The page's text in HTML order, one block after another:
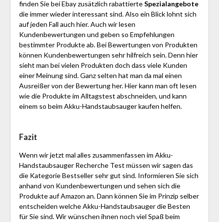
finden Sie bei Ebay zusätzlich rabattierteSpezialangebote
die immer wieder interessant sind. Also ein Blick lohnt sich
auf jeden Fall auch hier. Auch wir lesen
Kundenbewertungen und geben so Empfehlungen
bestimmter Produkte ab. Bei Bewertungen von Produkten
können Kundenbewertungen sehr hilfreich sein. Denn hier
sieht man bei vielen Produkten doch dass viele Kunden
einer Meinung sind. Ganz selten hat man da mal einen
Ausreißer von der Bewertung her. Hier kann man oft lesen
wie die Produkte im Alltagstest abschneiden, und kann
einem so beim Akku-Handstaubsauger kaufen helfen.
Fazit
Wenn wir jetzt mal alles zusammenfassen im Akku-
Handstaubsauger Recherche Test müssen wir sagen das
die Kategorie Bestseller sehr gut sind. Informieren Sie sich
anhand von Kundenbewertungen und sehen sich die
Produkte auf Amazon an. Dann können Sie im Prinzip selber
entscheiden welche Akku-Handstaubsauger die Besten
für Sie sind. Wir wünschen ihnen noch viel Spaß beim